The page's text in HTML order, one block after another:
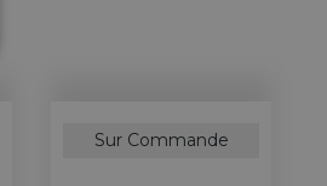
Sur Commande